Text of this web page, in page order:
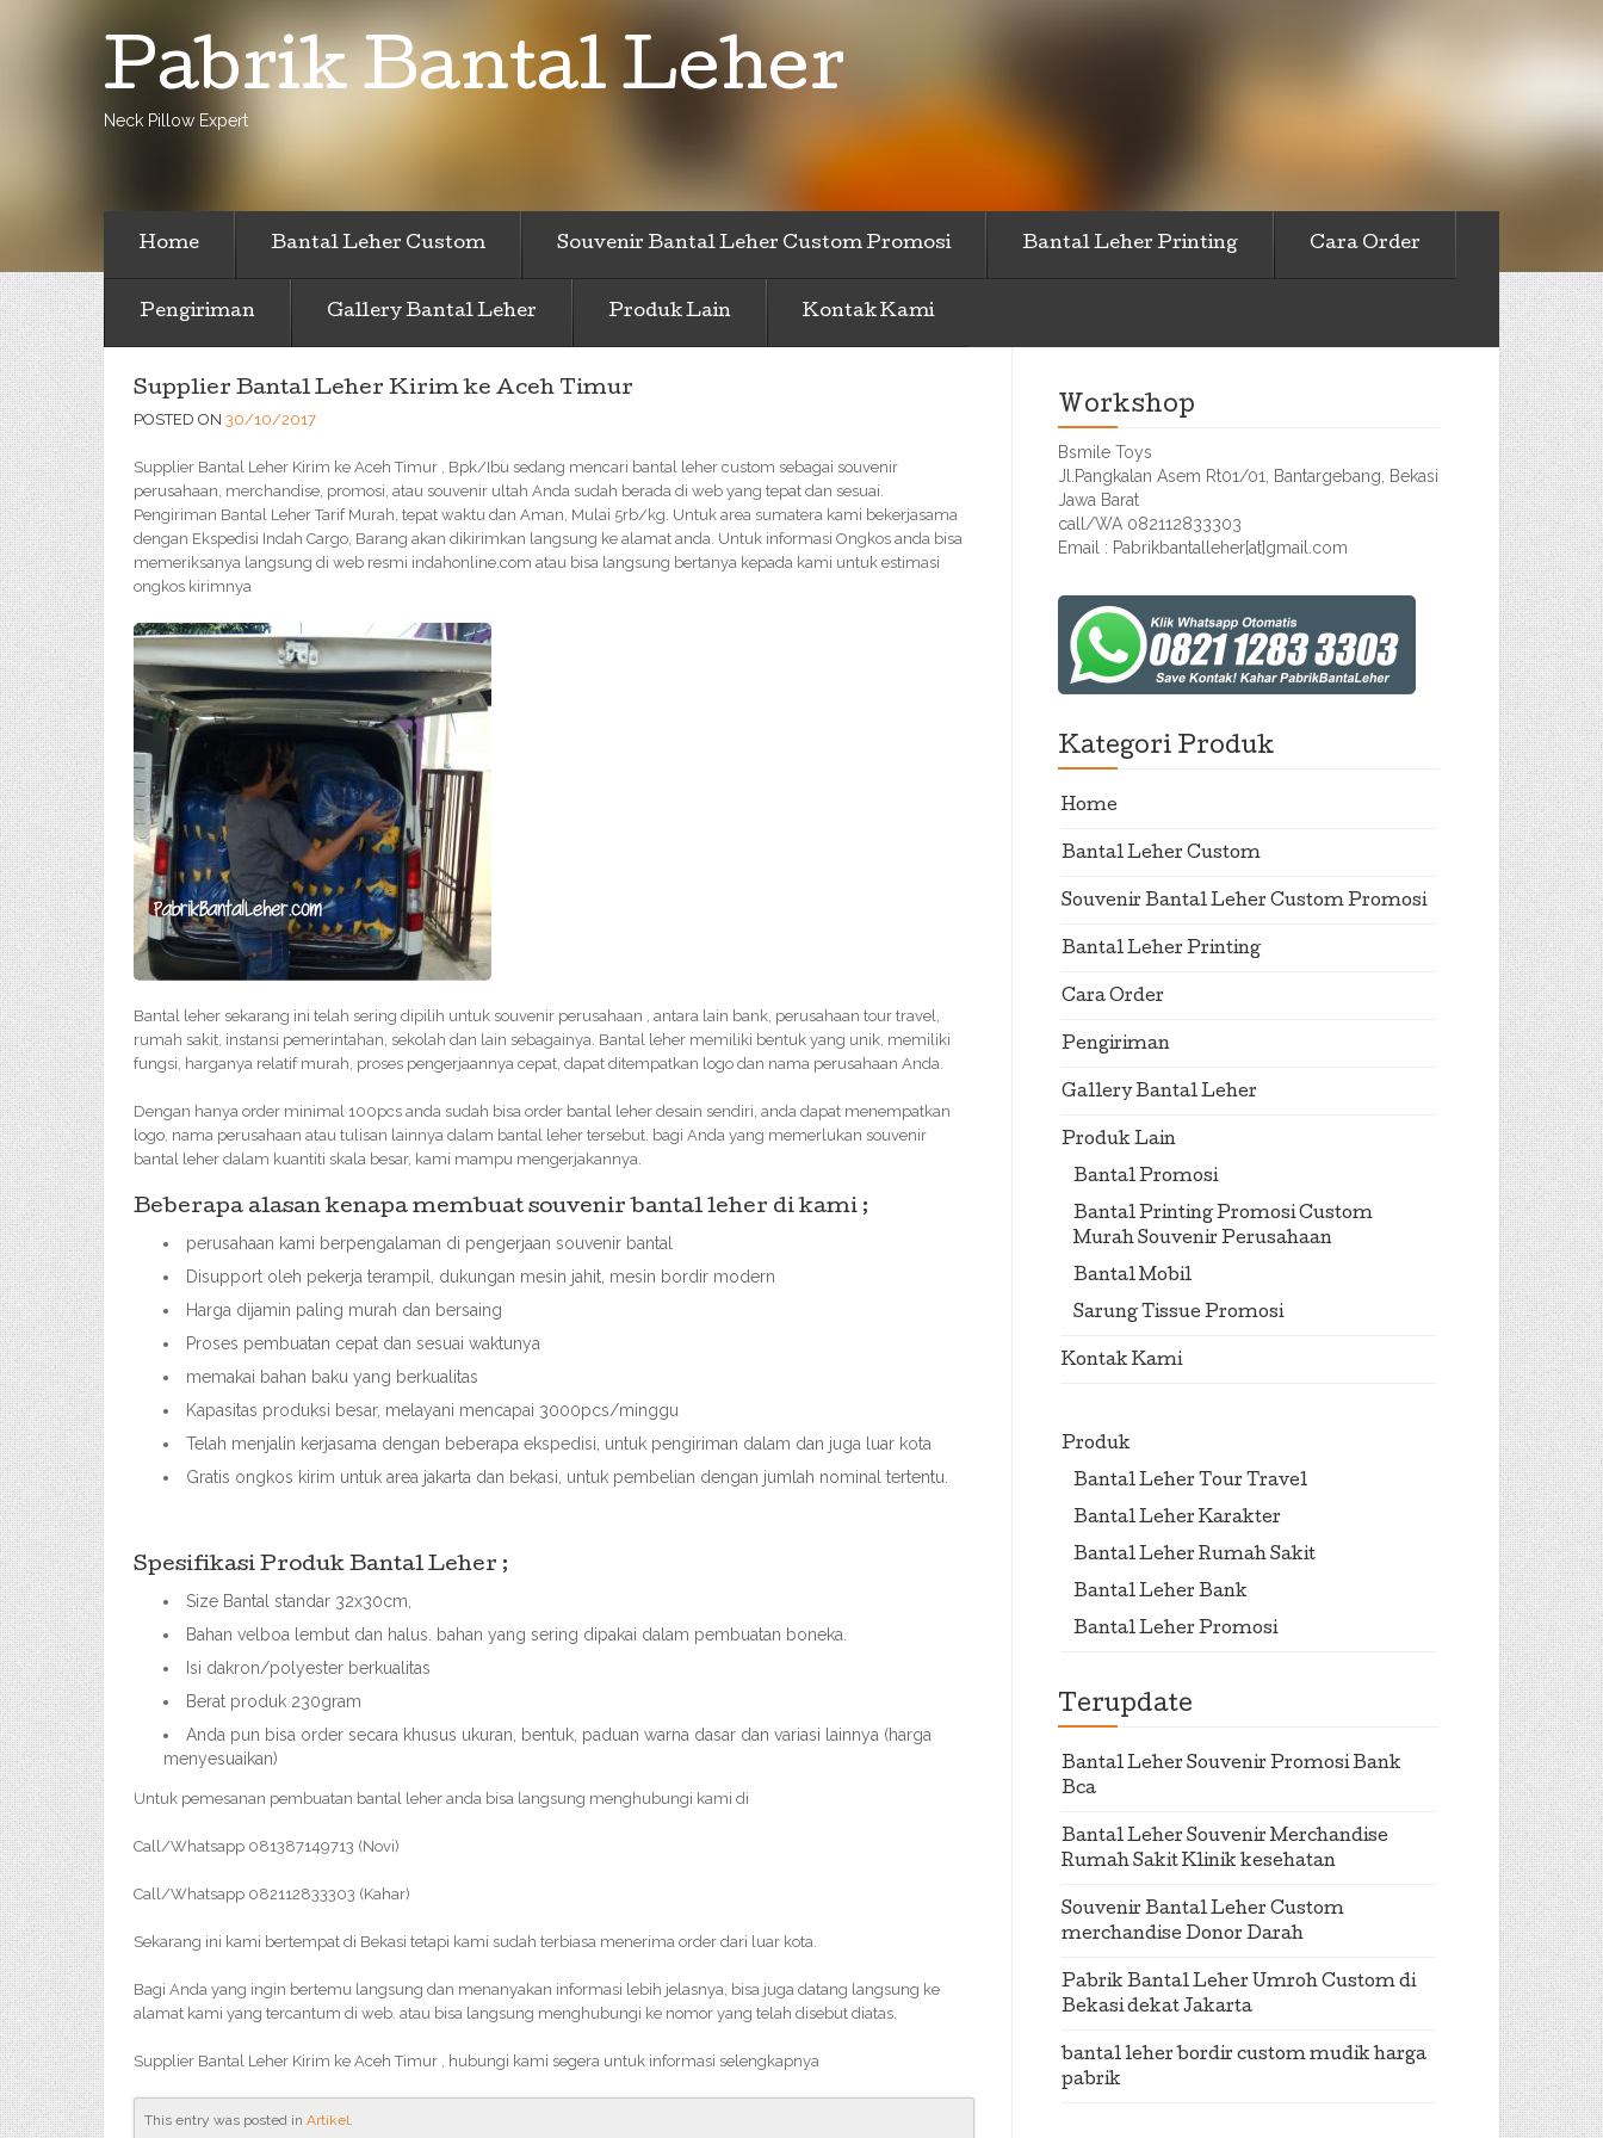
Pabrik Bantal Leher
Neck Pillow Expert
Home Bantal Leher Custom Souvenir Bantal Leher Custom Promosi Bantal Leher Printing Cara Order
Pengiriman Gallery Bantal Leher Produk Lain Kontak Kami
Supplier Bantal Leher Kirim ke Aceh Timur
POSTED ON 30/10/2017
Supplier Bantal Leher Kirim ke Aceh Timur , Bpk/Ibu sedang mencari bantal leher custom sebagai souvenir
perusahaan, merchandise, promosi, atau souvenir ultah Anda sudah berada di web yang tepat dan sesuai.
Pengiriman Bantal Leher Tarif Murah, tepat waktu dan Aman, Mulai 5rb/kg. Untuk area sumatera kami bekerjasama
dengan Ekspedisi Indah Cargo, Barang akan dikirimkan langsung ke alamat anda. Untuk informasi Ongkos anda bisa
memeriksanya langsung di web resmi indahonline.com atau bisa langsung bertanya kepada kami untuk estimasi
ongkos kirimnya
Bantal leher sekarang ini telah sering dipilih untuk souvenir perusahaan , antara lain bank, perusahaan tour travel,
rumah sakit, instansi pemerintahan, sekolah dan lain sebagainya. Bantal leher memiliki bentuk yang unik, memiliki
fungsi, harganya relatif murah, proses pengerjaannya cepat, dapat ditempatkan logo dan nama perusahaan Anda.
Dengan hanya order minimal 100pcs anda sudah bisa order bantal leher desain sendiri, anda dapat menempatkan
logo, nama perusahaan atau tulisan lainnya dalam bantal leher tersebut. bagi Anda yang memerlukan souvenir
bantal leher dalam kuantiti skala besar, kami mampu mengerjakannya.
Beberapa alasan kenapa membuat souvenir bantal leher di kami ;
perusahaan kami berpengalaman di pengerjaan souvenir bantal
Disupport oleh pekerja terampil, dukungan mesin jahit, mesin bordir modern
Harga dijamin paling murah dan bersaing
Proses pembuatan cepat dan sesuai waktunya
memakai bahan baku yang berkualitas
Kapasitas produksi besar, melayani mencapai 3000pcs/minggu
Telah menjalin kerjasama dengan beberapa ekspedisi, untuk pengiriman dalam dan juga luar kota
Gratis ongkos kirim untuk area jakarta dan bekasi, untuk pembelian dengan jumlah nominal tertentu.
Spesifikasi Produk Bantal Leher ;
Size Bantal standar 32x30cm,
Bahan velboa lembut dan halus. bahan yang sering dipakai dalam pembuatan boneka.
Isi dakron/polyester berkualitas
Berat produk 230gram
Anda pun bisa order secara khusus ukuran, bentuk, paduan warna dasar dan variasi lainnya (harga
menyesuaikan)
Untuk pemesanan pembuatan bantal leher anda bisa langsung menghubungi kami di
Call/Whatsapp 081387149713 (Novi)
Call/Whatsapp 082112833303 (Kahar)
Sekarang ini kami bertempat di Bekasi tetapi kami sudah terbiasa menerima order dari luar kota.
Bagi Anda yang ingin bertemu langsung dan menanyakan informasi lebih jelasnya, bisa juga datang langsung ke
alamat kami yang tercantum di web. atau bisa langsung menghubungi ke nomor yang telah disebut diatas.
Supplier Bantal Leher Kirim ke Aceh Timur , hubungi kami segera untuk informasi selengkapnya
This entry was posted in Artikel.
Workshop
Bsmile Toys
Jl.Pangkalan Asem Rt01/01, Bantargebang, Bekasi
Jawa Barat
call/WA 082112833303
Email : Pabrikbantalleher[at]gmail.com
Kategori Produk
Home
Bantal Leher Custom
Souvenir Bantal Leher Custom Promosi
Bantal Leher Printing
Cara Order
Pengiriman
Gallery Bantal Leher
Produk Lain
Bantal Promosi
Bantal Printing Promosi Custom
Murah Souvenir Perusahaan
Bantal Mobil
Sarung Tissue Promosi
Kontak Kami
Produk
Bantal Leher Tour Travel
Bantal Leher Karakter
Bantal Leher Rumah Sakit
Bantal Leher Bank
Bantal Leher Promosi
Terupdate
Bantal Leher Souvenir Promosi Bank
Bca
Bantal Leher Souvenir Merchandise
Rumah Sakit Klinik kesehatan
Souvenir Bantal Leher Custom
merchandise Donor Darah
Pabrik Bantal Leher Umroh Custom di
Bekasi dekat Jakarta
bantal leher bordir custom mudik harga
pabrik